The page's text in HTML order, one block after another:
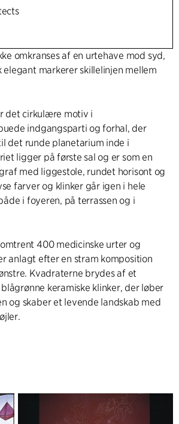
omkranses af en urtehave mod syd,
markerer skillelinjen mellem
det cirkulære motiv i
indgangsparti og forhal, der
det runde planetarium inde i
ligger på første sal og er som en
med liggestole, rundet horisont og
farver og klinker går igen i hele
i foyeren, på terrassen og i
400 medicinske urter og
anlagt efter en stram komposition
Kvadraterne brydes af et
keramiske klinker, der løber
og skaber et levende landskab med